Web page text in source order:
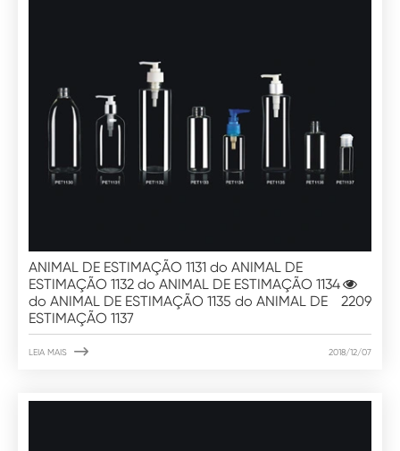
ANIMAL DE ESTIMAÇÃO 1131 do ANIMAL DE
ESTIMAÇÃO 1132 do ANIMAL DE ESTIMAÇÃO 1134
do ANIMAL DE ESTIMAÇÃO 1135 do ANIMAL DE
ESTIMAÇÃO 1137
2209
LEIA MAIS  2018/12/07